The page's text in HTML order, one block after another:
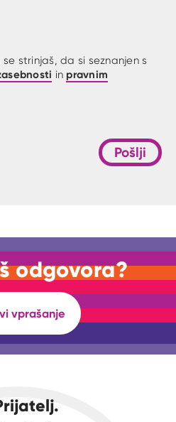
strinjaš, da si seznanjen s
in pravnim
Pošlji
odgovora?
vprašanje